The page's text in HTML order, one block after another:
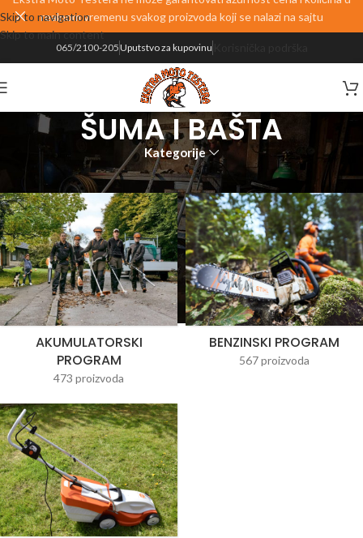
Skip to navigation
Skip to main content
realnom vremenu svakog proizvoda koji se nalazi na sajtu
065/2100-205Uputstvo za kupovinu
ŠUMA I BAŠTA
Kategorije
Početna PROIZVODI ŠUMA I BAŠTA
AKUMULATORSKI
PROGRAM
473 proizvoda
BENZINSKI PROGRAM
567 proizvoda